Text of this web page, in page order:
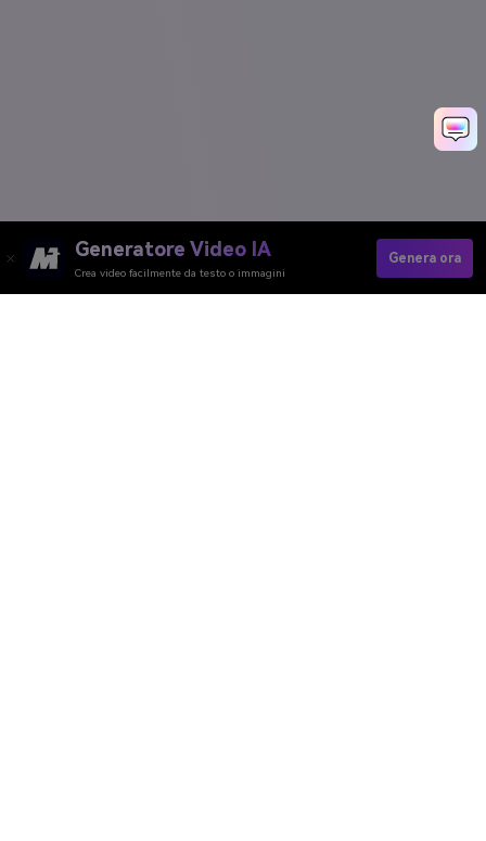
Generatore Video IA
Crea video facilmente da testo o immagini
Genera ora